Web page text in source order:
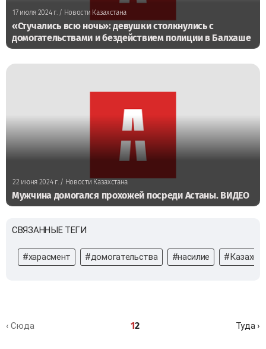
17 июля 2024 г. / Новости Казахстана
«Стучались всю ночь»: девушки столкнулись с
домогательствами и бездействием полиции в Балхаше
22 июня 2024 г./ Новости Казахстана
Мужчина домогался прохожей посреди Астаны. ВИДЕО
СВЯЗАННЫЕ ТЕГИ
#харасмент #домогательства #насилие
‹ Сюда 12 Туда ›